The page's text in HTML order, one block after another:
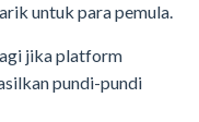
untuk para pemula.
jika platform
pundi-pundi